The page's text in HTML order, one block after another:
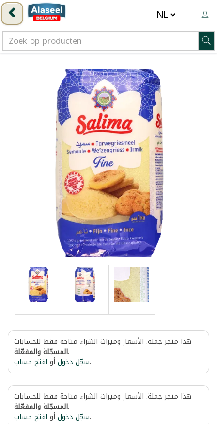
هذا متجر جملة. الأسعار وميزات الشراء متاحة فقط للحسابات
المسجّلة والمفعّلة.
سجّل دخولأوافتح حساب .
هذا متجر جملة. الأسعار وميزات الشراء متاحة فقط للحسابات
المسجّلة والمفعّلة.
سجّل دخولأوافتح حساب .